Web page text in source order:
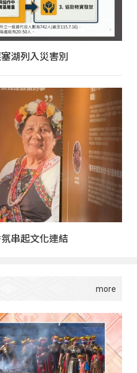
湖列入災害別
串起文化連結